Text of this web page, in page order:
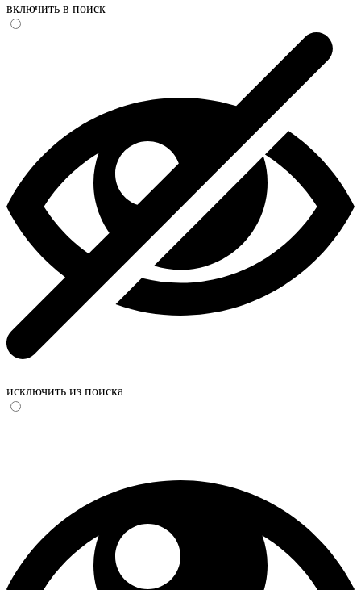
включить в поиск
исключить из поиска